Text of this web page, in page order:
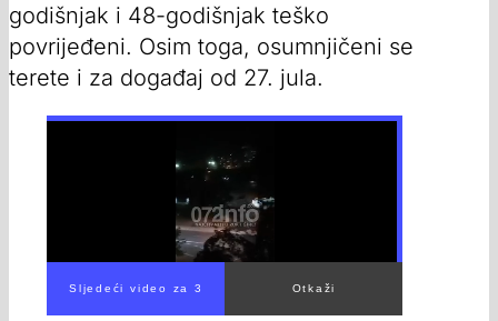
godišnjak i 48-godišnjak teško
povrijeđeni. Osim toga, osumnjičeni se
terete i za događaj od 27. jula.